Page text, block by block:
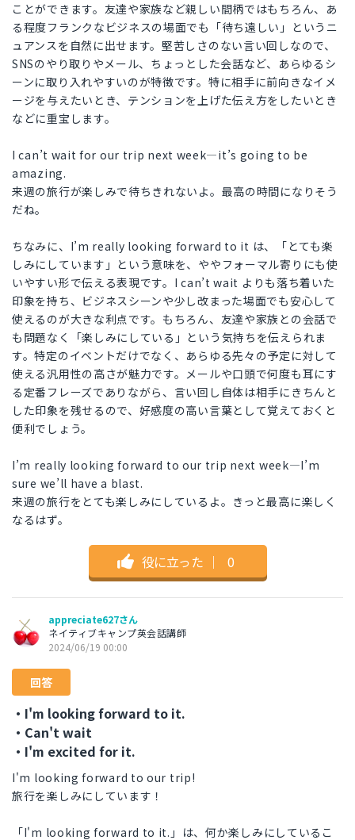
ことができます。友達や家族など親しい間柄ではもちろん、あ
る程度フランクなビジネスの場面でも「待ち遠しい」というニ
ュアンスを自然に出せます。堅苦しさのない言い回しなので、
SNSのやり取りやメール、ちょっとした会話など、あらゆるシ
ーンに取り入れやすいのが特徴です。特に相手に前向きなイメ
ージを与えたいとき、テンションを上げた伝え方をしたいとき
などに重宝します。
I can’t wait for our trip next week—it’s going to be
amazing.
来週の旅行が楽しみで待ちきれないよ。最高の時間になりそう
だね。
ちなみに、I’m really looking forward to it は、「とても楽
しみにしています」という意味を、ややフォーマル寄りにも使
いやすい形で伝える表現です。I can’t wait よりも落ち着いた
印象を持ち、ビジネスシーンや少し改まった場面でも安心して
使えるのが大きな利点です。もちろん、友達や家族との会話で
も問題なく「楽しみにしている」という気持ちを伝えられま
す。特定のイベントだけでなく、あらゆる先々の予定に対して
使える汎用性の高さが魅力です。メールや口頭で何度も耳にす
る定番フレーズでありながら、言い回し自体は相手にきちんと
した印象を残せるので、好感度の高い言葉として覚えておくと
便利でしょう。
I’m really looking forward to our trip next week—I’m
sure we’ll have a blast.
来週の旅行をとても楽しみにしているよ。きっと最高に楽しく
なるはず。
役に立った ｜ 0
appreciate627さん
ネイティブキャンプ英会話講師
2024/06/19 00:00
回答
・I'm looking forward to it.
・Can't wait
・I'm excited for it.
I'm looking forward to our trip!
旅行を楽しみにしています！
「I'm looking forward to it.」は、何か楽しみにしているこ